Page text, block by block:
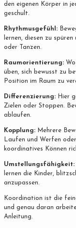
den eigenen Körper in
geschult.
Rhythmusgefühl:
lernen, diesen zu
oder Tanzen.
Raumorientierung:
üben, sich bewusst zu
Position im Raum zu
Differenzierung: Hier
Zielen oder Stoppen.
ablaufen.
Kopplung: Mehrere
Laufen und Werfen
koordinatives Können
Umstellungsfähigkeit:
lernen die Kinder,
anzupassen.
Koordination ist die
und genau daran
Anleitung.